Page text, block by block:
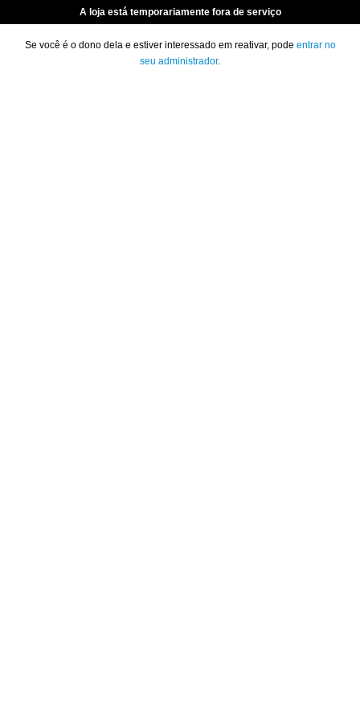
A loja está temporariamente fora de serviço
Se você é o dono dela e estiver interessado em reativar, pode entrar no
seu administrador.